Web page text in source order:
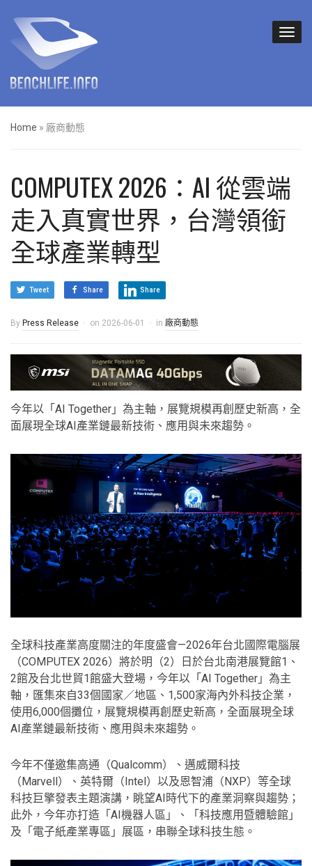
Home » 廠商動態
COMPUTEX 2026：AI 從雲端
走入真實世界，台灣領銜
全球產業轉型
Tweet Share Share
By Press Release on 2026-06-01 in 廠商動態
今年以「AI Together」為主軸，展覽規模再創歷史新高，全
面展現全球AI產業鏈最新技術、應用與未來趨勢。
全球科技產業高度關注的年度盛會—2026年台北國際電腦展
（COMPUTEX 2026）將於明（2）日於台北南港展覽館1、
2館及台北世貿1館盛大登場，今年以「AI Together」為主
軸，匯集來自33個國家／地區、1,500家海內外科技企業，
使用6,000個攤位，展覽規模再創歷史新高，全面展現全球
AI產業鏈最新技術、應用與未來趨勢。
今年不僅邀集高通（Qualcomm）、邁威爾科技
（Marvell）、英特爾（Intel）以及恩智浦（NXP）等全球
科技巨擎發表主題演講，眺望AI時代下的產業洞察與趨勢；
此外，今年亦打造「AI機器人區」、「科技應用暨體驗館」
及「電子紙產業專區」展區，串聯全球科技生態。